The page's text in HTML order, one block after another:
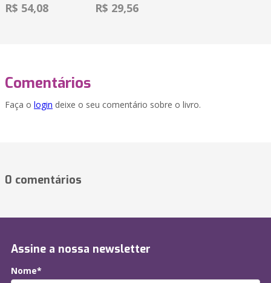
R$ 54,08 R$ 29,56
Comentários
Faça o login deixe o seu comentário sobre o livro.
0 comentários
Assine a nossa newsletter
Nome*